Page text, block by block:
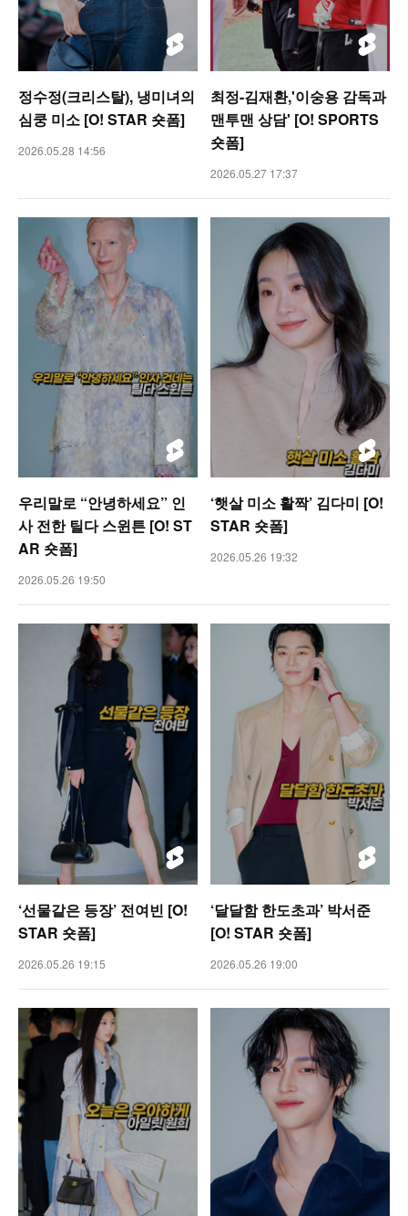
정수정(크리스탈), 냉미녀의
심쿵 미소 [O! STAR 숏폼]
2026.05.28 14:56
최정-김재환,'이숭용 감독과
맨투맨 상담' [O! SPORTS
숏폼]
2026.05.27 17:37
우리말로 “안녕하세요” 인
사 전한 틸다 스윈튼 [O! ST
AR 숏폼]
2026.05.26 19:50
‘햇살 미소 활짝’ 김다미 [O!
STAR 숏폼]
2026.05.26 19:32
‘선물같은 등장’ 전여빈 [O!
STAR 숏폼]
2026.05.26 19:15
‘달달함 한도초과’ 박서준
[O! STAR 숏폼]
2026.05.26 19:00